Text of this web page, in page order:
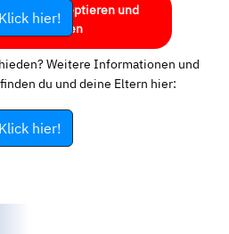
akzeptieren und
entsperren
Klick hier!
Weitere Informationen und
du und deine Eltern hier:
Klick hier!